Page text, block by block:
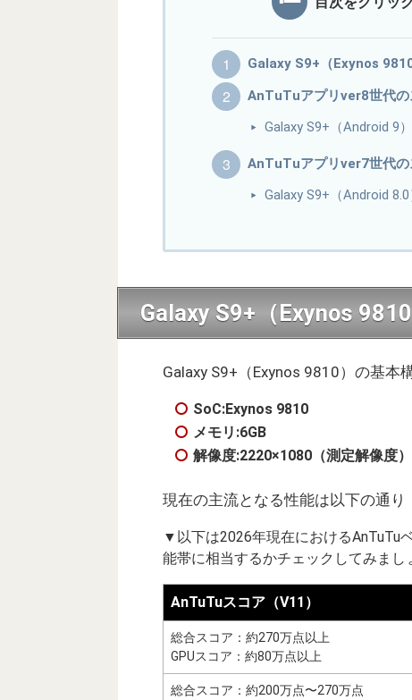
Galaxy S9+（Exynos
AnTuTuアプリver8世代の
Galaxy S9+（Android 9
AnTuTuアプリver7世代の
Galaxy S9+（Android
Galaxy S9+（Exynos
Galaxy S9+（Exynos 9810）の基本
SoC:Exynos 9810
メモリ:6GB
解像度:2220×1080（測定解像度）
現在の主流となる性能は以下の通り
▼以下は2026年現在におけるAnTuTu
能帯に相当するかチェックしてみまし
AnTuTuスコア（V11）
総合スコア：約270万点以上
GPUスコア：約80万点以上
総合スコア：約200万点〜270万点